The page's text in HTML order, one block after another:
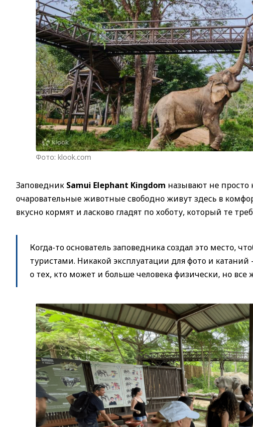
Фото: klook.com
Заповедник Samui Elephant Kingdom называют не просто
очаровательные животные свободно живут здесь в
вкусно кормят и ласково гладят по хоботу, который те
Когда-то основатель заповедника создал это место,
туристами. Никакой эксплуатации для фото и
о тех, кто может и больше человека физически, но